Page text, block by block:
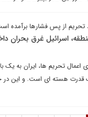
تحریم از پس فشارها برآمده
اسرائیل غرق بحران
اعمال تحریم ها، ایران به
هسته ای است. و این در